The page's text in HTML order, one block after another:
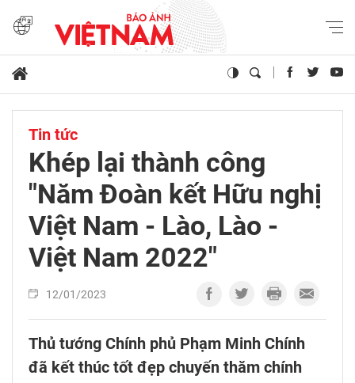
Tin tức
Khép lại thành công
"Năm Đoàn kết Hữu nghị
Việt Nam - Lào, Lào -
Việt Nam 2022"
12/01/2023
Thủ tướng Chính phủ Phạm Minh Chính
đã kết thúc tốt đẹp chuyến thăm chính